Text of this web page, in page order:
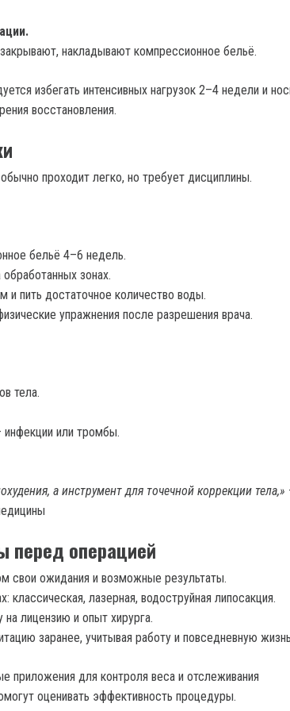
накладывают компрессионное бельё.
избегать интенсивных нагрузок 2–4 недели и
восстановления.
проходит легко, но требует дисциплины.
бельё 4–6 недель.
зонах.
и пить достаточное количество воды.
упражнения после разрешения врача.
тела.
инфекции или тромбы.
а инструмент для точечной коррекции тела,»
перед операцией
свои ожидания и возможные результаты.
классическая, лазерная, водоструйная липосакция.
на лицензию и опыт хирурга.
заранее, учитывая работу и повседневную
приложения для контроля веса и отслеживания
оценивать эффективность процедуры.